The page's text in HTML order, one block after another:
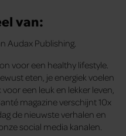
van:
Audax Publishing.
voor een healthy lifestyle.
eten, je energiek voelen
een leuk en lekker leven,
magazine verschijnt 10x
de nieuwste verhalen en
social media kanalen.